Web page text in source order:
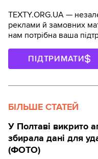
TEXTY.ORG.UA —
реклами й замовних
нам потрібна ваша
ПІДТРИМАТИ
БІЛЬШЕ СТАТЕЙ
У Полтаві викрито
збирала дані для
(ФОТО)